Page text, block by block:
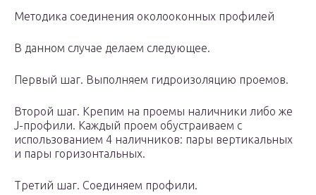
Методика соединения околооконных профилей
В данном случае делаем следующее.
Первый шаг. Выполняем гидроизоляцию проемов.
Второй шаг. Крепим на проемы наличники либо же
J-профили. Каждый проем обустраиваем с
использованием 4 наличников: пары вертикальных
и пары горизонтальных.
Третий шаг. Соединяем профили.